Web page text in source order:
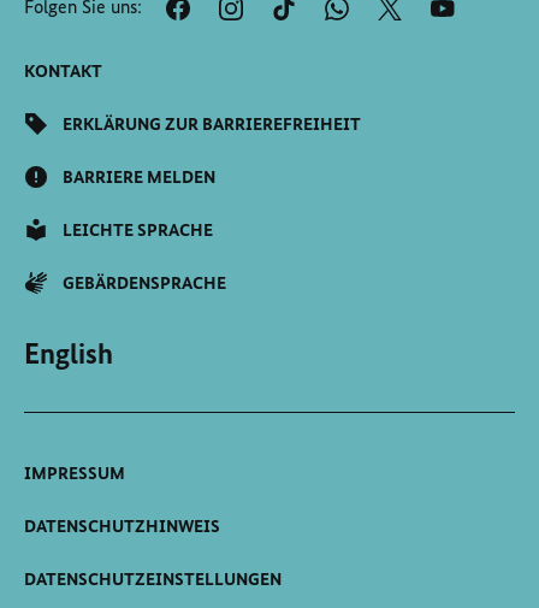
Seite
Folgen Sie uns:
KONTAKT
ERKLÄRUNG ZUR BARRIEREFREIHEIT
BARRIERE MELDEN
LEICHTE SPRACHE
GEBÄRDENSPRACHE
English
IMPRESSUM
DATENSCHUTZHINWEIS
DATENSCHUTZEINSTELLUNGEN